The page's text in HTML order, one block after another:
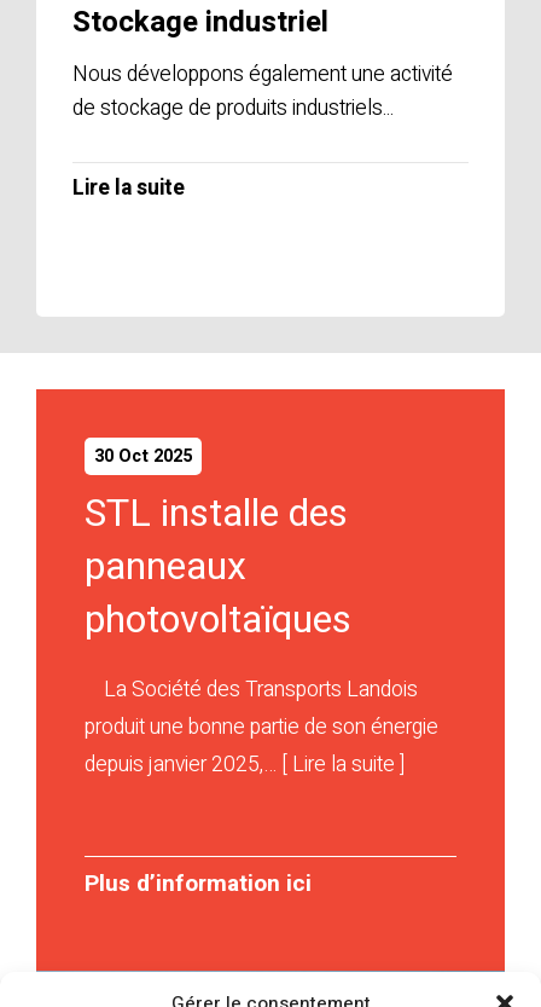
Stockage industriel
Nous développons également une activité
de stockage de produits industriels...
Lire la suite
30 Oct 2025
STL installe des
panneaux
photovoltaïques
La Société des Transports Landois
produit une bonne partie de son énergie
depuis janvier 2025,… [ Lire la suite ]
Plus d’information ici